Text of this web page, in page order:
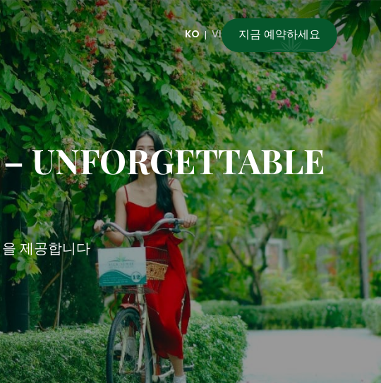
KO VI 지금 예약하세요
UNFORGETTABLE
제공합니다